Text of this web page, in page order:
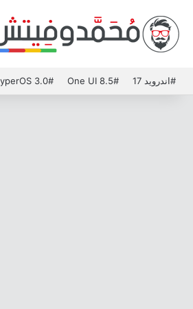
#اندرويد 17 #One UI 8.5
#HyperOS 3.0